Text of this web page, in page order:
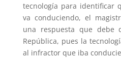
tecnología para identificar
va conduciendo, el
una respuesta que debe
República, pues la
al infractor que iba